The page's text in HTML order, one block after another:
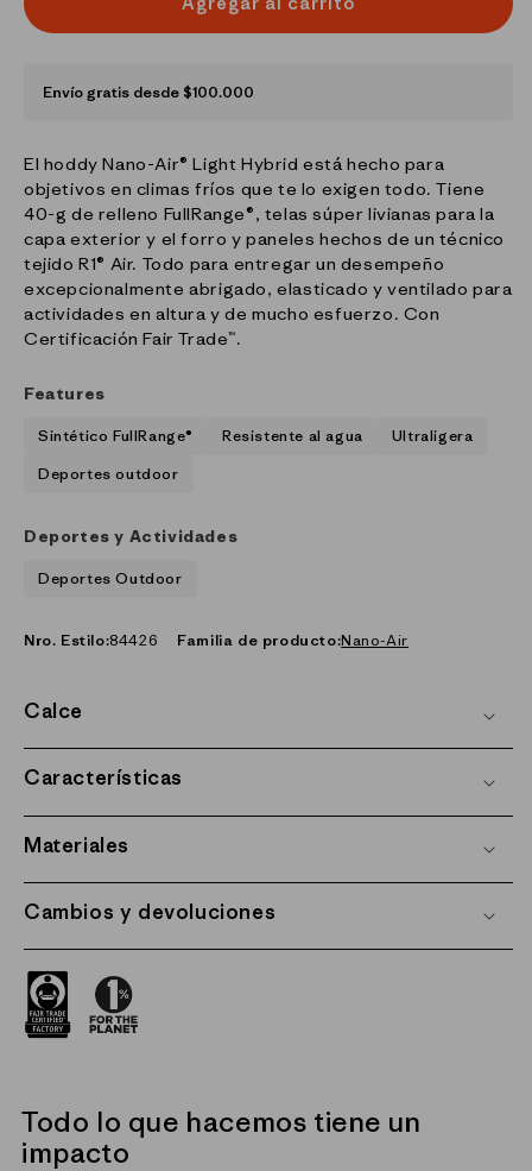
Envío gratis desde $100.000
El hoddy Nano-Air® Light Hybrid está hecho para
objetivos en climas fríos que te lo exigen todo. Tiene
40-g de relleno FullRange®, telas súper livianas para la
capa exterior y el forro y paneles hechos de un técnico
tejido R1® Air. Todo para entregar un desempeño
excepcionalmente abrigado, elasticado y ventilado para
actividades en altura y de mucho esfuerzo. Con
Certificación Fair Trade™.
Features
Sintético FullRange® Resistente al agua
Ultraligera
Deportes outdoor
Deportes y Actividades
Deportes Outdoor
Nro. Estilo:84426 Familia de producto:Nano-Air
Calce
Características
Materiales
Cambios y devoluciones
Todo lo que hacemos tiene un
impacto